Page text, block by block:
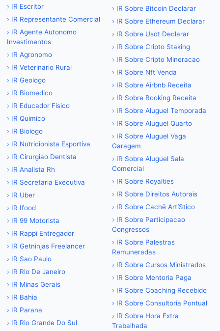
› IR Escritor
› IR Representante Comercial
› IR Agente Autonomo
Investimentos
› IR Agronomo
› IR Veterinario Rural
› IR Geologo
› IR Biomedico
› IR Educador Fisico
› IR Quimico
› IR Biologo
› IR Nutricionista Esportiva
› IR Cirurgiao Dentista
› IR Analista Rh
› IR Secretaria Executiva
› IR Uber
› IR Ifood
› IR 99 Motorista
› IR Rappi Entregador
› IR Getninjas Freelancer
› IR Sao Paulo
› IR Rio De Janeiro
› IR Minas Gerais
› IR Bahia
› IR Parana
› IR Rio Grande Do Sul
› IR Sobre Bitcoin Declarar
› IR Sobre Ethereum Declarar
› IR Sobre Usdt Declarar
› IR Sobre Cripto Staking
› IR Sobre Cripto Mineracao
› IR Sobre Nft Venda
› IR Sobre Airbnb Receita
› IR Sobre Booking Receita
› IR Sobre Aluguel Temporada
› IR Sobre Aluguel Quarto
› IR Sobre Aluguel Vaga
Garagem
› IR Sobre Aluguel Sala
Comercial
› IR Sobre Royalties
› IR Sobre Direitos Autorais
› IR Sobre Cachê ArtíStico
› IR Sobre Participacao
Congressos
› IR Sobre Palestras
Remuneradas
› IR Sobre Cursos Ministrados
› IR Sobre Mentoria Paga
› IR Sobre Coaching Recebido
› IR Sobre Consultoria Pontual
› IR Sobre Hora Extra
Trabalhada